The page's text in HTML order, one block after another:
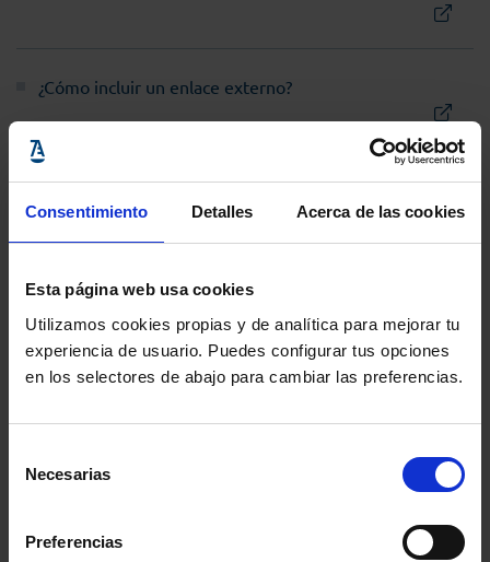
Consentimiento Detalles Acerca de las cookies
Esta página web usa cookies
Utilizamos cookies propias y de analítica para mejorar tu
experiencia de usuario. Puedes configurar tus opciones
en los selectores de abajo para cambiar las preferencias.
Necesarias
Preferencias
¿Cómo incluir un enlace externo?
¿Cómo configuro mis Áreas de Interés?
¿Cómo recibir los Newsletters de la Abogacía?
No veo un servicio en Mi espacio de Trabajo ¿qué
puedo cambio mi perfil para acceder identificándome